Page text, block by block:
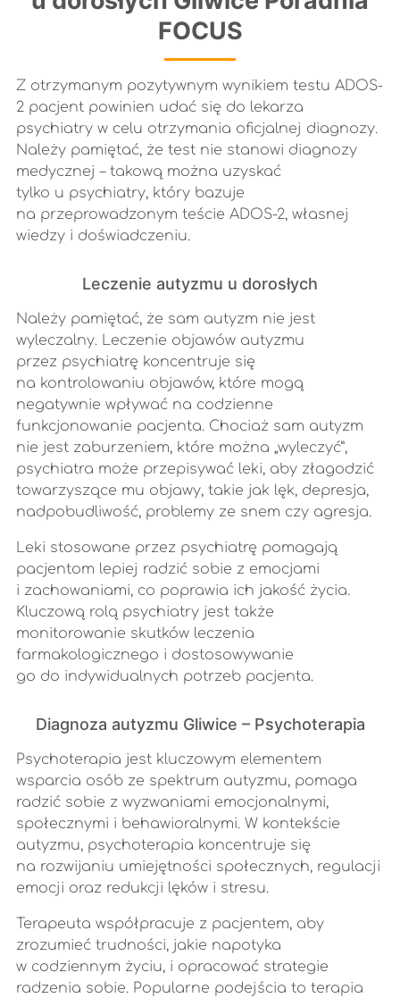
FOCUS
Z otrzymanym pozytywnym wynikiem testu ADOS-
2 pacjent powinien udać się do lekarza
psychiatry w celu otrzymania oficjalnej diagnozy.
Należy pamiętać, że test nie stanowi diagnozy
medycznej – takową można uzyskać
tylko u psychiatry, który bazuje
na przeprowadzonym teście ADOS-2, własnej
wiedzy i doświadczeniu.
Leczenie autyzmu u dorosłych
Należy pamiętać, że sam autyzm nie jest
wyleczalny. Leczenie objawów autyzmu
przez psychiatrę koncentruje się
na kontrolowaniu objawów, które mogą
negatywnie wpływać na codzienne
funkcjonowanie pacjenta. Chociaż sam autyzm
nie jest zaburzeniem, które można „wyleczyć”,
psychiatra może przepisywać leki, aby złagodzić
towarzyszące mu objawy, takie jak lęk, depresja,
nadpobudliwość, problemy ze snem czy agresja.
Leki stosowane przez psychiatrę pomagają
pacjentom lepiej radzić sobie z emocjami
i zachowaniami, co poprawia ich jakość życia.
Kluczową rolą psychiatry jest także
monitorowanie skutków leczenia
farmakologicznego i dostosowywanie
go do indywidualnych potrzeb pacjenta.
Diagnoza autyzmu Gliwice – Psychoterapia
Psychoterapia jest kluczowym elementem
wsparcia osób ze spektrum autyzmu, pomaga
radzić sobie z wyzwaniami emocjonalnymi,
społecznymi i behawioralnymi. W kontekście
autyzmu, psychoterapia koncentruje się
na rozwijaniu umiejętności społecznych, regulacji
emocji oraz redukcji lęków i stresu.
Terapeuta współpracuje z pacjentem, aby
zrozumieć trudności, jakie napotyka
w codziennym życiu, i opracować strategie
radzenia sobie. Popularne podejścia to terapia